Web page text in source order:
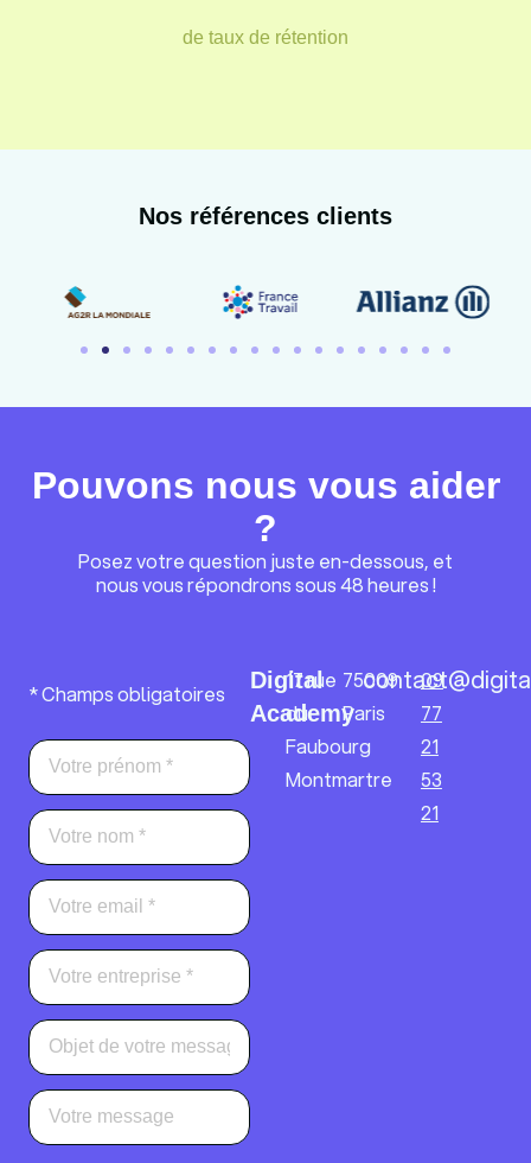
de taux de rétention
Nos références clients
Pouvons nous vous aider
?
Posez votre question juste en-dessous, et
nous vous répondrons sous 48 heures !
Digital
Academy
17 rue
du
Faubourg
Montmartre
75009
Paris
09
77
21
53
21
* Champs obligatoires